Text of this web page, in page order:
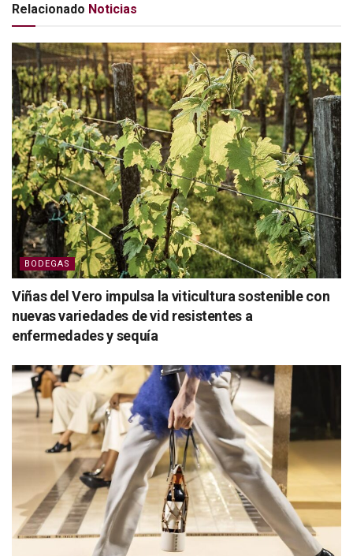
Relacionado Noticias
BODEGAS
Viñas del Vero impulsa la viticultura sostenible con
nuevas variedades de vid resistentes a
enfermedades y sequía